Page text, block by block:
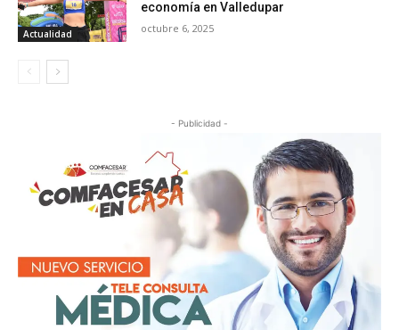
Actualidad
economía en Valledupar
octubre 6, 2025
- Publicidad -